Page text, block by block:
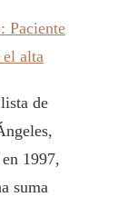
Paciente
alta
de
en 1997,
suma